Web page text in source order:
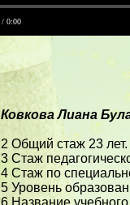
/ 0:00
Ковкова Лиана
2 Общий стаж 23 лет.
3 Стаж
4 Стаж по
5 Уровень
6 Название